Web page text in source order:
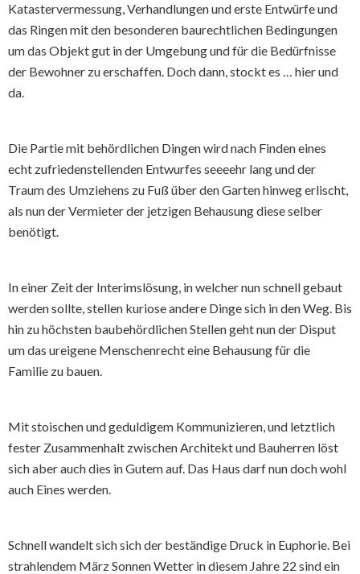
Katastervermessung, Verhandlungen und erste Entwürfe und
das Ringen mit den besonderen baurechtlichen Bedingungen
um das Objekt gut in der Umgebung und für die Bedürfnisse
der Bewohner zu erschaffen. Doch dann, stockt es … hier und
da.
Die Partie mit behördlichen Dingen wird nach Finden eines
echt zufriedenstellenden Entwurfes seeeehr lang und der
Traum des Umziehens zu Fuß über den Garten hinweg erlischt,
als nun der Vermieter der jetzigen Behausung diese selber
benötigt.
In einer Zeit der Interimslösung, in welcher nun schnell gebaut
werden sollte, stellen kuriose andere Dinge sich in den Weg. Bis
hin zu höchsten baubehördlichen Stellen geht nun der Disput
um das ureigene Menschenrecht eine Behausung für die
Familie zu bauen.
Mit stoischen und geduldigem Kommunizieren, und letztlich
fester Zusammenhalt zwischen Architekt und Bauherren löst
sich aber auch dies in Gutem auf. Das Haus darf nun doch wohl
auch Eines werden.
Schnell wandelt sich sich der beständige Druck in Euphorie. Bei
strahlendem März Sonnen Wetter in diesem Jahre 22 sind ein